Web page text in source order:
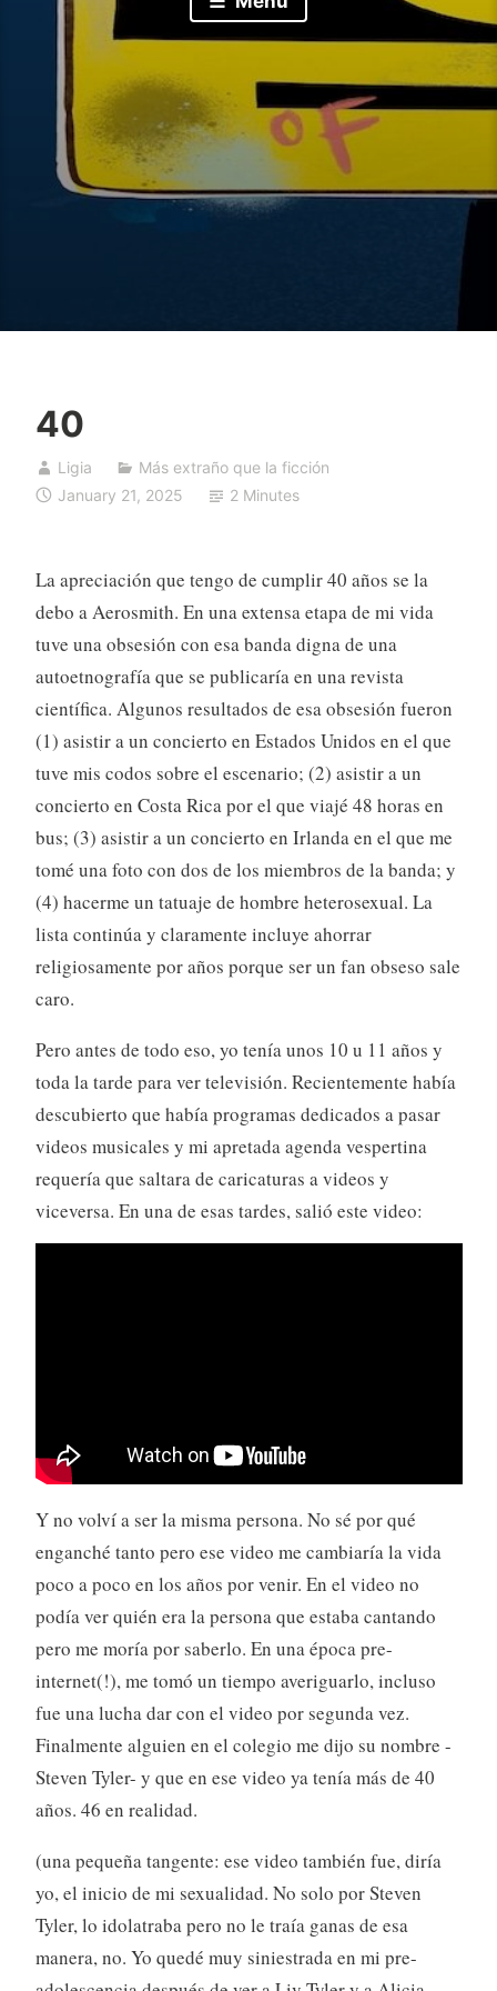
40
Ligia
Más extraño que la ficción
January 21, 2025
2 Minutes
La apreciación que tengo de cumplir 40 años se la
debo a Aerosmith. En una extensa etapa de mi vida
tuve una obsesión con esa banda digna de una
autoetnografía que se publicaría en una revista
científica. Algunos resultados de esa obsesión fueron
(1) asistir a un concierto en Estados Unidos en el que
tuve mis codos sobre el escenario; (2) asistir a un
concierto en Costa Rica por el que viajé 48 horas en
bus; (3) asistir a un concierto en Irlanda en el que me
tomé una foto con dos de los miembros de la banda; y
(4) hacerme un tatuaje de hombre heterosexual. La
lista continúa y claramente incluye ahorrar
religiosamente por años porque ser un fan obseso sale
caro.
Pero antes de todo eso, yo tenía unos 10 u 11 años y
toda la tarde para ver televisión. Recientemente había
descubierto que había programas dedicados a pasar
videos musicales y mi apretada agenda vespertina
requería que saltara de caricaturas a videos y
viceversa. En una de esas tardes, salió este video:
Y no volví a ser la misma persona. No sé por qué
enganché tanto pero ese video me cambiaría la vida
poco a poco en los años por venir. En el video no
podía ver quién era la persona que estaba cantando
pero me moría por saberlo. En una época pre-
internet(!), me tomó un tiempo averiguarlo, incluso
fue una lucha dar con el video por segunda vez.
Finalmente alguien en el colegio me dijo su nombre -
Steven Tyler- y que en ese video ya tenía más de 40
años. 46 en realidad.
(una pequeña tangente: ese video también fue, diría
yo, el inicio de mi sexualidad. No solo por Steven
Tyler, lo idolatraba pero no le traía ganas de esa
manera, no. Yo quedé muy siniestrada en mi pre-